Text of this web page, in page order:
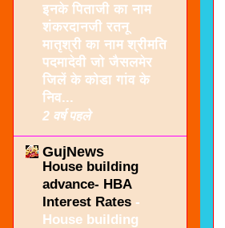
इनके पिताजी का नाम
शंकरदानजी रतनू
मातृश्री का नाम श्रीमति
पदमादेवी जो जैसलमेर
जिलें के कोडा गांव के
निव...
2 वर्ष पहले
GujNews
House building
advance- HBA
Interest Rates -
House building